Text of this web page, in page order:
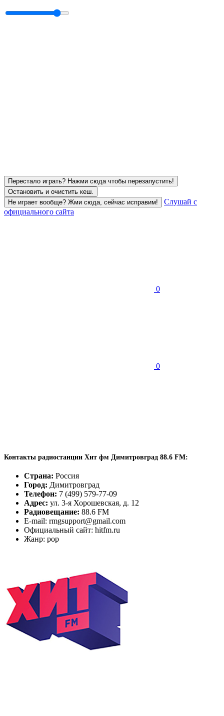
Перестало играть? Нажми сюда чтобы перезапустить!
Остановить и очистить кеш.
Не играет вообще? Жми сюда, сейчас исправим!
Слушай с
официального сайта
0
0
Контакты радиостанции Хит фм Димитровград 88.6 FM:
Страна: Россия
Город: Димитровград
Телефон: 7 (499) 579-77-09
Адрес: ул. 3-я Хорошевская, д. 12
Радиовещание: 88.6 FM
E-mail: rmgsupport@gmail.com
Официальный сайт: hitfm.ru
Жанр: pop